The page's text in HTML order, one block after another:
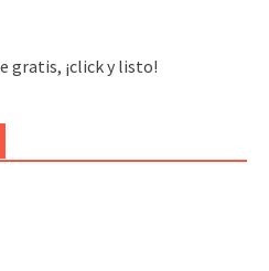
gratis, ¡click y listo!